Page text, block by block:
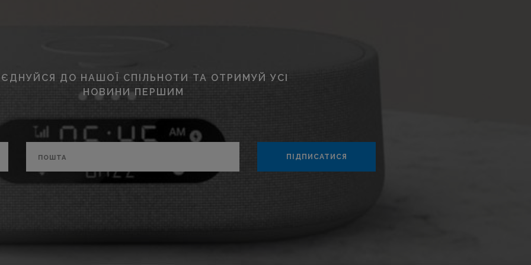
ДО НАШОЇ СПІЛЬНОТИ ТА ОТРИМУЙ УСІ
НОВИНИ ПЕРШИМ
ПІДПИСАТИСЯ